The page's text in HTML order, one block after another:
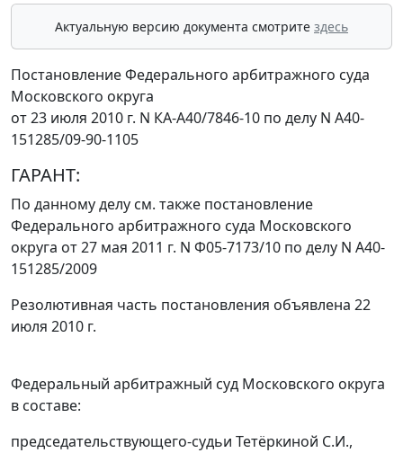
Актуальную версию документа смотрите здесь
Постановление Федерального арбитражного суда
Московского округа
от 23 июля 2010 г. N КА-А40/7846-10 по делу N А40-
151285/09-90-1105
ГАРАНТ:
По данному делу см. также постановление
Федерального арбитражного суда Московского
округа от 27 мая 2011 г. N Ф05-7173/10 по делу N А40-
151285/2009
Резолютивная часть постановления объявлена 22
июля 2010 г.
Федеральный арбитражный суд Московского округа
в составе:
председательствующего-судьи Тетёркиной С.И.,